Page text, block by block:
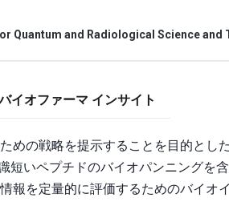
Quantum and Radiological Science and
イオファーマ インサイト
めの戦略を提示することを目的とし
短いペプチドのバイオパンニングを
報を定量的に評価するためのバイオ